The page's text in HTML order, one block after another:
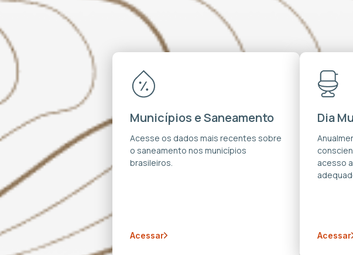
Municípios e Saneamento
Acesse os dados mais recentes sobre
o saneamento nos municípios
brasileiros.
Acessar
Dia
acesso
Acessar